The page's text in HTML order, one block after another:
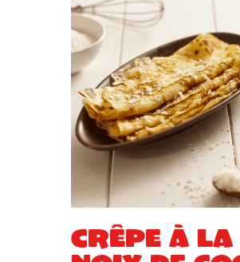
Crêpe à la